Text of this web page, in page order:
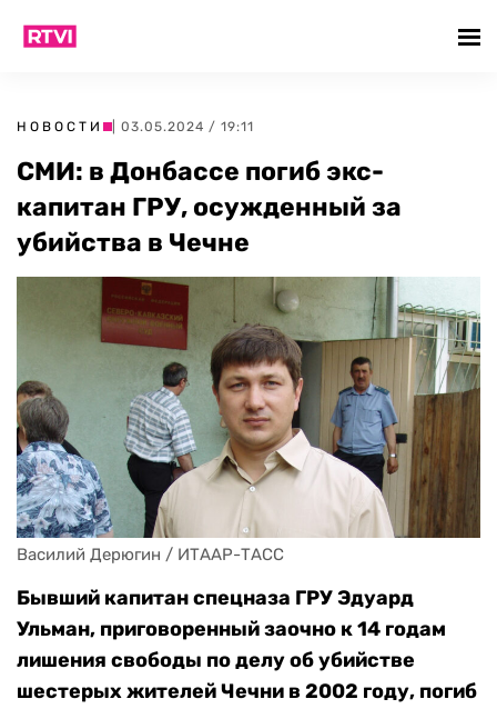
НОВОСТИ | 03.05.2024 / 19:11
СМИ: в Донбассе погиб экс-
капитан ГРУ, осужденный за
убийства в Чечне
Василий Дерюгин / ИТААР-ТАСС
Бывший капитан спецназа ГРУ Эдуард
Ульман, приговоренный заочно к 14 годам
лишения свободы по делу об убийстве
шестерых жителей Чечни в 2002 году, погиб